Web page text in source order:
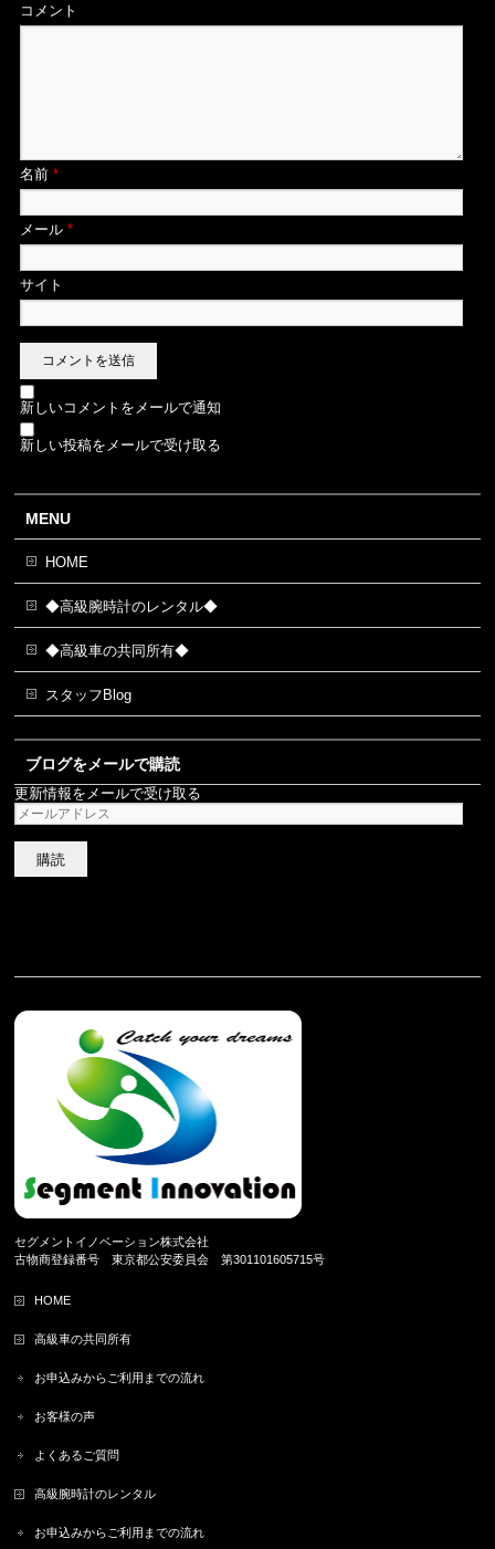
コメント
名前*
メール*
サイト
新しいコメントをメールで通知
新しい投稿をメールで受け取る
MENU
HOME
◆高級腕時計のレンタル◆
◆高級車の共同所有◆
スタッフBlog
ブログをメールで購読
更新情報をメールで受け取る
メ
ー
ル
ド
セグメントイノベーション株式会社
古物商登録番号 東京都公安委員会 第301101605715号
HOME
高級車の共同所有
お申込みからご利用までの流れ
お客様の声
よくあるご質問
高級腕時計のレンタル
お申込みからご利用までの流れ